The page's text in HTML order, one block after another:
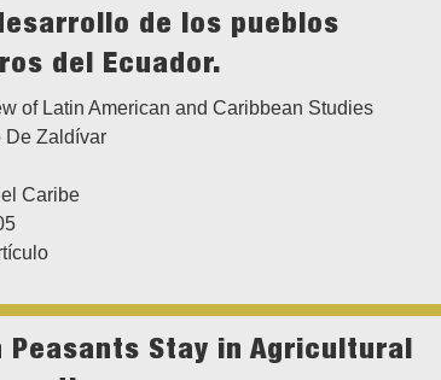
de los pueblos
del Ecuador.
of Latin American and Caribbean Studies
De Zaldívar
Caribe
Peasants Stay in Agricultural